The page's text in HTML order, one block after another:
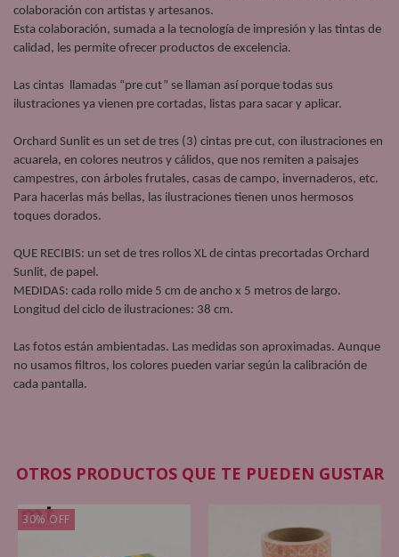
colaboración con artistas y artesanos.
Esta colaboración, sumada a la tecnología de impresión y las tintas de
calidad, les permite ofrecer productos de excelencia.
Las cintas  llamadas “pre cut” se llaman así porque todas sus
ilustraciones ya vienen pre cortadas, listas para sacar y aplicar.
Orchard Sunlit es un set de tres (3) cintas pre cut, con ilustraciones en
acuarela, en colores neutros y cálidos, que nos remiten a paisajes
campestres, con árboles frutales, casas de campo, invernaderos, etc.
Para hacerlas más bellas, las ilustraciones tienen unos hermosos
toques dorados.
QUE RECIBIS: un set de tres rollos XL de cintas precortadas Orchard
Sunlit, de papel.
MEDIDAS: cada rollo mide 5 cm de ancho x 5 metros de largo.
Longitud del ciclo de ilustraciones: 38 cm.
Las fotos están ambientadas. Las medidas son aproximadas. Aunque
no usamos filtros, los colores pueden variar según la calibración de
cada pantalla.
OTROS PRODUCTOS QUE TE PUEDEN GUSTAR
30% OFF